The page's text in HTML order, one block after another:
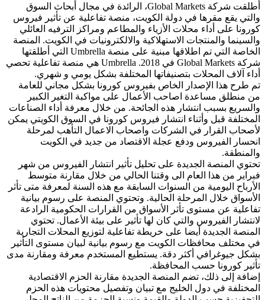
أطلقت شركة Global Markets، الرائدة في مجال أبحاث السوق
والتي يقع مقرها في دولة الكويت، منصة تفاعلية عن تأثير فيروس
كورونا على أداء محلات الأزياء والمطاعم ومراكز الترفيه العائلي
والسينما والمنتجات الاستهلاكية والالكترونيات في الكويت. المنصة
الخاصة التي تم اطلاقها مبنية على منصة Umbrella التي أطلقتها
شركة Global Markets في 2018. Umbrella هي منصة تفاعلية تحصي
أداء آلاف المحلات بتصنيفاتها المختلفة بشكل يومي و شهري.
تم طرح هذا الإصدار الخاص بفيروس كورونا بشكل مجاني للعامة
من منطلق مساعدة اصاحب الأعمال على مواكبة التغير الكبير
والسريع بسبب انتشار هذه الجائحة. من خلال معرفة أداء الصناعات
المختلفة قبل وأثناء انتشار فيروس كورونا في السوق الكويتي يمكن
لأصحاب القرار في الشركات واصحاب الاعمال التأهب لمرحلة
انحسار الفيروس ودفع عجلة الاقتصاد من جديد في الكويت
والمنطقة.
تحتوي المنصة الجديدة على تحليل تأثير انتشار الفيروس من شهر
فبراير من هذا العام الى وقتنا الحالي من خلال مقارنة متوسط
الأرباح اليومية من السنوات السابقة مع هذه السنة لمعرفة متى تأثر
الأسواق خلال المرحلة الحالية. وتحتوي المنصة على رسوم بيانية
تفاعلية عن مستوى تأثر الأسواق من القرارات الحكومية الرادعة
لانتشار الفيروس والتي كان لها تأثير على بيئة الأعمال. تحتوي
المنصة الجديدة أيضا على خريطة تفاعلية لتوزيع المحلات التجارية
في مختلف محافظات الكويت مع رسوم بيانية لبيان مستوى التأثير
بشكل جيوغرافي أكثر دقة. يستطيع المستخدم معرفة ومقارنة مدى
تأثير كورونا حسب المحافظة.
إضافة إلى ذلك، تضم المنصة الجديدة مقارنة الحزم الاقتصادية
المختلفة في دول الخليج مع تبيان وتفصيل محتويات هذه الحزم